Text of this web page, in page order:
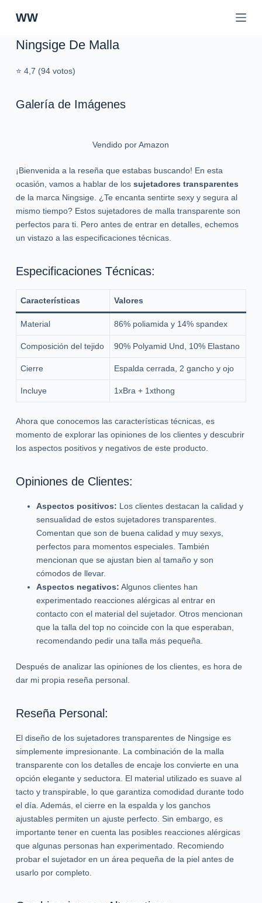
S
n
WW
Ningsige De Malla
⭐ 4,7 (94 votos)
Galería de Imágenes
Vendido por Amazon
¡Bienvenida a la reseña que estabas buscando! En esta
ocasión, vamos a hablar de los sujetadores transparentes
de la marca Ningsige. ¿Te encanta sentirte sexy y segura al
mismo tiempo? Estos sujetadores de malla transparente son
perfectos para ti. Pero antes de entrar en detalles, echemos
un vistazo a las especificaciones técnicas.
Especificaciones Técnicas:
Características Valores
Material 86% poliamida y 14% spandex
Composición del tejido 90% Polyamid Und, 10% Elastano
Cierre Espalda cerrada, 2 gancho y ojo
Incluye 1xBra + 1xthong
Ahora que conocemos las características técnicas, es
momento de explorar las opiniones de los clientes y descubrir
los aspectos positivos y negativos de este producto.
Opiniones de Clientes:
Aspectos positivos: Los clientes destacan la calidad y
sensualidad de estos sujetadores transparentes.
Comentan que son de buena calidad y muy sexys,
perfectos para momentos especiales. También
mencionan que se ajustan bien al tamaño y son
cómodos de llevar.
Aspectos negativos: Algunos clientes han
experimentado reacciones alérgicas al entrar en
contacto con el material del sujetador. Otros mencionan
que la talla del top no coincide con la que esperaban,
recomendando pedir una talla más pequeña.
Después de analizar las opiniones de los clientes, es hora de
dar mi propia reseña personal.
Reseña Personal:
El diseño de los sujetadores transparentes de Ningsige es
simplemente impresionante. La combinación de la malla
transparente con los detalles de encaje los convierte en una
opción elegante y seductora. El material utilizado es suave al
tacto y transpirable, lo que garantiza comodidad durante todo
el día. Además, el cierre en la espalda y los ganchos
ajustables permiten un ajuste perfecto. Sin embargo, es
importante tener en cuenta las posibles reacciones alérgicas
que algunas personas han experimentado. Recomiendo
probar el sujetador en un área pequeña de la piel antes de
usarlo por completo.